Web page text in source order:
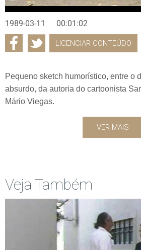
1989-03-11 00:01:02
LICENCIAR CONTEÚDO
Pequeno sketch humorístico, entre o
absurdo, da autoria do cartoonista
Mário Viegas.
VER MAIS
Veja Também